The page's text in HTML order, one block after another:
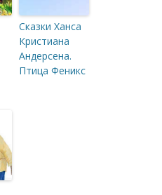
Сказки Ханса
Кристиана
Андерсена.
Птица Феникс